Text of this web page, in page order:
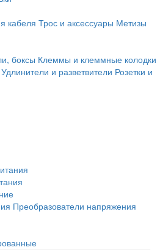
кабеля Трос и аксессуары Метизы
боксы Клеммы и клеммные колодки
Удлинители и разветвители Розетки и
Преобразователи напряжения